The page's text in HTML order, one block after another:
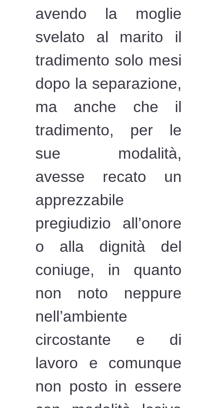
avendo la moglie
svelato al marito il
tradimento solo mesi
dopo la separazione,
ma anche che il
tradimento, per le
sue modalità,
avesse recato un
apprezzabile
pregiudizio all’onore
o alla dignità del
coniuge, in quanto
non noto neppure
nell’ambiente
circostante e di
lavoro e comunque
non posto in essere